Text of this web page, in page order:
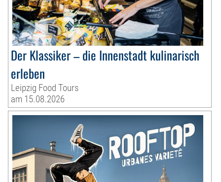
Der Klassiker – die Innenstadt kulinarisch
erleben
Leipzig Food Tours
am 15.08.2026